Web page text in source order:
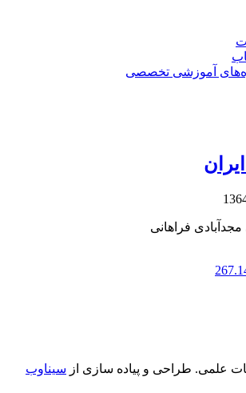
آموزشی تخصصی
فراهانی
علمی. طراحی و پیاده سازی از سیناوب